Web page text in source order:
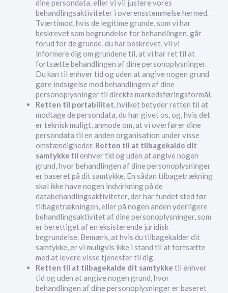
dine persondata, eller vi vil justere vores
behandlingsaktiviteter i overensstemmelse hermed.
Tværtimod, hvis de legitime grunde, som vi har
beskrevet som begrundelse for behandlingen, går
forud for de grunde, du har beskrevet, vil vi
informere dig om grundene til, at vi har ret til at
fortsætte behandlingen af dine personoplysninger.
Du kan til enhver tid og uden at angive nogen grund
gøre indsigelse mod behandlingen af dine
personoplysninger til direkte markedsføringsformål.
Retten til portabilitet, hvilket betyder retten til at
modtage de persondata, du har givet os, og, hvis det
er teknisk muligt, anmode om, at vi overfører dine
persondata til en anden organisation under visse
omstændigheder. Retten til at tilbagekalde dit
samtykke til enhver tid og uden at angive nogen
grund, hvor behandlingen af dine personoplysninger
er baseret på dit samtykke. En sådan tilbagetrækning
skal ikke have nogen indvirkning på de
databehandlingsaktiviteter, der har fundet sted før
tilbagetrækningen, eller på nogen anden yderligere
behandlingsaktivitet af dine personoplysninger, som
er berettiget af en eksisterende juridisk
begrundelse. Bemærk, at hvis du tilbagekalder dit
samtykke, er vi muligvis ikke i stand til at fortsætte
med at levere visse tjenester til dig.
Retten til at tilbagekalde dit samtykke til enhver
tid og uden at angive nogen grund, hvor
behandlingen af dine personoplysninger er baseret